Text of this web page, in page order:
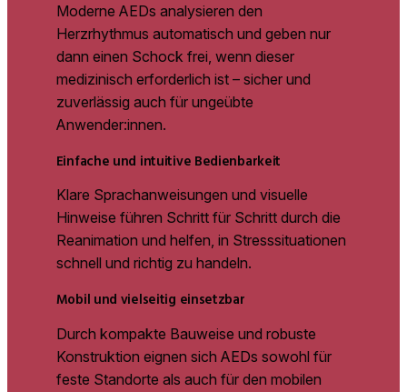
Moderne AEDs analysieren den
Herzrhythmus automatisch und geben nur
dann einen Schock frei, wenn dieser
medizinisch erforderlich ist – sicher und
zuverlässig auch für ungeübte
Anwender:innen.
Einfache und intuitive Bedienbarkeit
Klare Sprachanweisungen und visuelle
Hinweise führen Schritt für Schritt durch die
Reanimation und helfen, in Stresssituationen
schnell und richtig zu handeln.
Mobil und vielseitig einsetzbar
Durch kompakte Bauweise und robuste
Konstruktion eignen sich AEDs sowohl für
feste Standorte als auch für den mobilen